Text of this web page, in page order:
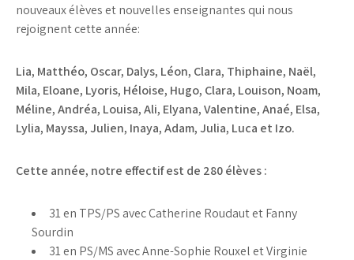
nouveaux élèves et nouvelles enseignantes qui nous
rejoignent cette année:
Lia, Matthéo, Oscar, Dalys, Léon, Clara, Thiphaine, Naël,
Mila, Eloane, Lyoris, Héloise, Hugo, Clara, Louison, Noam,
Méline, Andréa, Louisa, Ali, Elyana, Valentine, Anaé, Elsa,
Lylia, Mayssa, Julien, Inaya, Adam, Julia, Luca et Izo.
Cette année, notre effectif est de 280 élèves :
31 en TPS/PS avec Catherine Roudaut et Fanny
Sourdin
31 en PS/MS avec Anne-Sophie Rouxel et Virginie